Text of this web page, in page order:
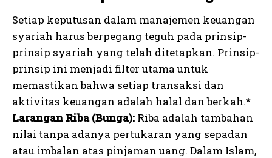
Setiap keputusan dalam manajemen keuangan
syariah harus berpegang teguh pada prinsip-
prinsip syariah yang telah ditetapkan. Prinsip-
prinsip ini menjadi filter utama untuk
memastikan bahwa setiap transaksi dan
aktivitas keuangan adalah halal dan berkah.*
Larangan Riba (Bunga): Riba adalah tambahan
nilai tanpa adanya pertukaran yang sepadan
atau imbalan atas pinjaman uang. Dalam Islam,